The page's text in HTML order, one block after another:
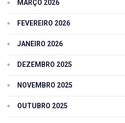
MARÇO 2026
FEVEREIRO 2026
JANEIRO 2026
DEZEMBRO 2025
NOVEMBRO 2025
OUTUBRO 2025